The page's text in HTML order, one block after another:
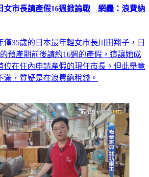
女市長請產假16週掀論戰 網轟：浪費納
僅35歲的日本最年輕女市長川田翔子，日
預產期前後請約16週的產假。這讓她成
位在任內申請產假的現任市長。但此舉竟
滿，質疑是在浪費納稅錢。